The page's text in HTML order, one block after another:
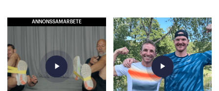
ANNONSSAMARBETE
play_arrow play_arrow